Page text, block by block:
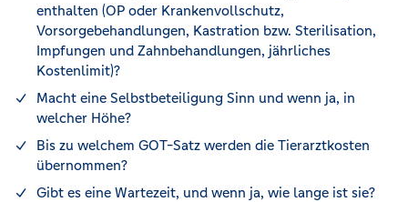
enthalten (OP oder Krankenvollschutz,
Vorsorgebehandlungen, Kastration bzw. Sterilisation,
Impfungen und Zahnbehandlungen, jährliches
Kostenlimit)?
Macht eine Selbstbeteiligung Sinn und wenn ja, in
welcher Höhe?
Bis zu welchem GOT-Satz werden die Tierarztkosten
übernommen?
Gibt es eine Wartezeit, und wenn ja, wie lange ist sie?